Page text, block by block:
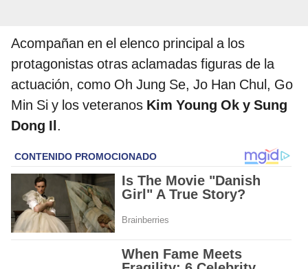
Acompañan en el elenco principal a los
protagonistas otras aclamadas figuras de la
actuación, como Oh Jung Se, Jo Han Chul, Go
Min Si y los veteranos Kim Young Ok y Sung
Dong Il .